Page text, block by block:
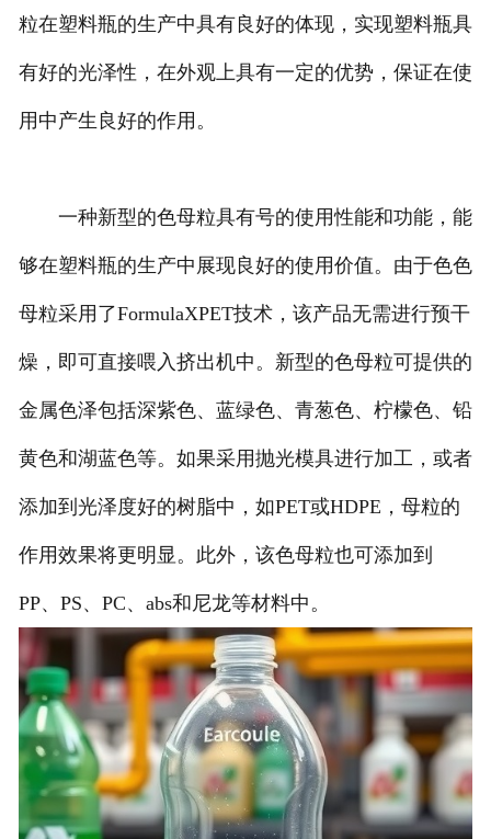
粒在塑料瓶的生产中具有良好的体现，实现塑料瓶具
有好的光泽性，在外观上具有一定的优势，保证在使
用中产生良好的作用。
一种新型的色母粒具有号的使用性能和功能，能
够在塑料瓶的生产中展现良好的使用价值。由于色色
母粒采用了FormulaXPET技术，该产品无需进行预干
燥，即可直接喂入挤出机中。新型的色母粒可提供的
金属色泽包括深紫色、蓝绿色、青葱色、柠檬色、铅
黄色和湖蓝色等。如果采用抛光模具进行加工，或者
添加到光泽度好的树脂中，如PET或HDPE，母粒的
作用效果将更明显。此外，该色母粒也可添加到
PP、PS、PC、abs和尼龙等材料中。